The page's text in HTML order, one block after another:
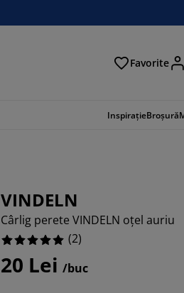
Favorite
InspirațieBroșură
VINDELN
Cârlig perete VINDELN oțel auriu
(2)
20 Lei /buc